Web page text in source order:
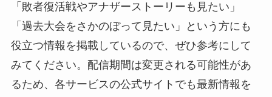
「敗者復活戦やアナザーストーリーも見たい」
「過去大会をさかのぼって見たい」という方にも
役立つ情報を掲載しているので、ぜひ参考にして
みてください。配信期間は変更される可能性があ
るため、各サービスの公式サイトでも最新情報を